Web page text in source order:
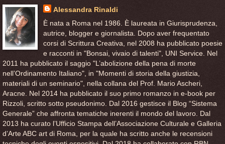
Alessandra Rinaldi
È nata a Roma nel 1986. È laureata in Giurisprudenza,
autrice, blogger e giornalista. Dopo aver frequentato
corsi di Scrittura Creativa, nel 2008 ha pubblicato poesie
e racconti in "Bonsai, vivaio di talenti", UNI Service. Nel
2011 ha pubblicato il saggio "L’abolizione della pena di morte
nell’Ordinamento Italiano", in "Momenti di storia della giustizia,
materiali di un seminario", nella collana del Prof. Mario Ascheri,
Aracne. Nel 2014 ha pubblicato il suo primo romanzo in e-book per
Rizzoli, scritto sotto pseudonimo. Dal 2016 gestisce il Blog “Sistema
Generale” che affronta tematiche inerenti il mondo del lavoro. Dal
2013 ha curato l’Ufficio Stampa dell’Associazione Culturale e Galleria
d’Arte ABC art di Roma, per la quale ha scritto anche le recensioni